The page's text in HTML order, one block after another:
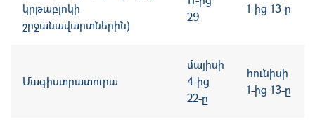
կրթաբլոկի
շրջանավարտներին)
29
1-ից 13-ը
Մագիստրատուրա
մայիսի
4-ից
22-ը
հունիսի
1-ից 13-ը